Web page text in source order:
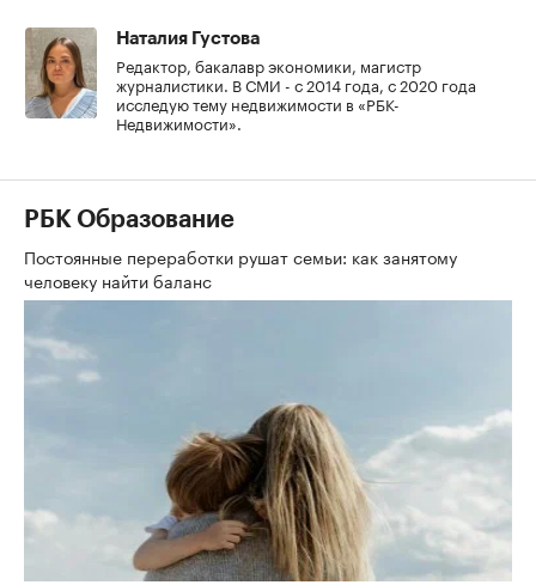
Наталия Густова
Редактор, бакалавр экономики, магистр
журналистики. В СМИ - с 2014 года, с 2020 года
исследую тему недвижимости в «РБК-
Недвижимости».
РБК Образование
Постоянные переработки рушат семьи: как занятому
человеку найти баланс